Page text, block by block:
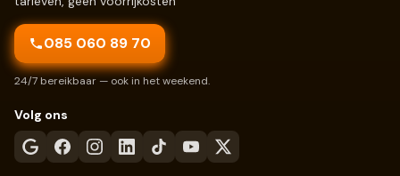
085 060 89 70
24/7 bereikbaar — ook in het weekend.
Volg ons